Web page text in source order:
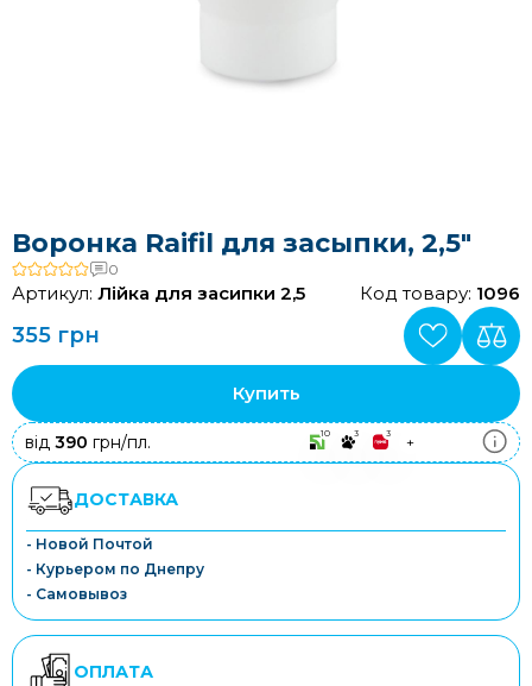
Воронка Raifil для засыпки, 2,5″
0
Артикул: Лійка для засипки 2,5 Код товару: 1096
355 грн
Купить
від 390 грн/пл. 10 3 3 +
ДОСТАВКА
- Новой Почтой
- Курьером по Днепру
- Самовывоз
ОПЛАТА